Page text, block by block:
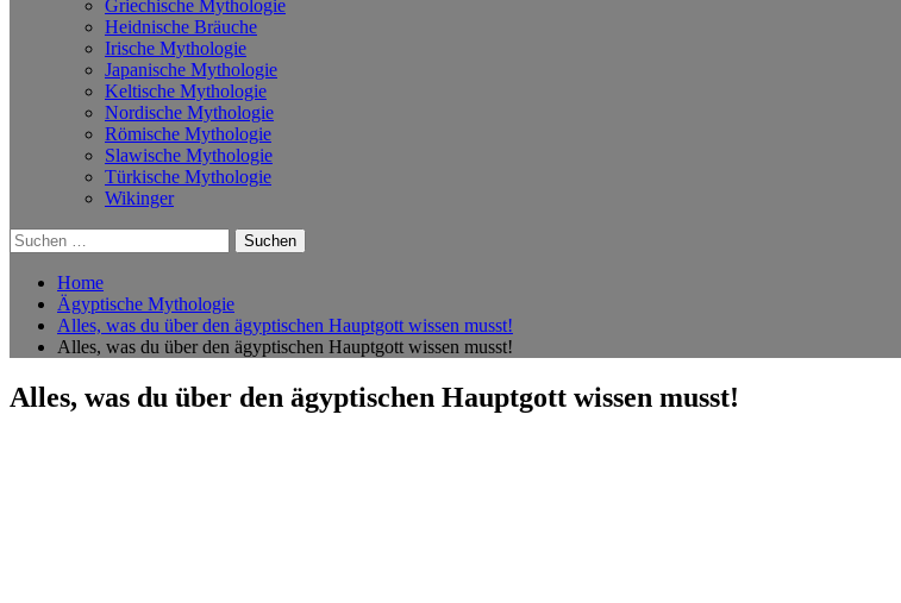
Griechische Mythologie
Heidnische Bräuche
Irische Mythologie
Japanische Mythologie
Keltische Mythologie
Nordische Mythologie
Römische Mythologie
Slawische Mythologie
Türkische Mythologie
Wikinger
Suchen
nach:
Home
Ägyptische Mythologie
Alles, was du über den ägyptischen Hauptgott wissen musst!
Alles, was du über den ägyptischen Hauptgott wissen musst!
Alles, was du über den ägyptischen Hauptgott wissen musst!